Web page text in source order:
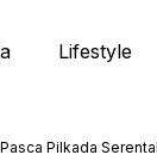
Lifestyle
Pilkada